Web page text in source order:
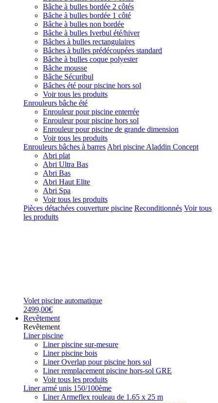
Bâche à bulles bordée 2 côtés
Bâche à bulles bordée 1 côté
Bâche à bulles non bordée
Bâche à bulles Iverbul été/hiver
Bâches à bulles rectangulaires
Bâches à bulles prédécoupées standard
Bâche à bulles coque polyester
Bâche mousse
Bâche Sécuribul
Bâches été pour piscine hors sol
Voir tous les produits
Enrouleurs bâche été
Enrouleur pour piscine enterrée
Enrouleur pour piscine hors sol
Enrouleur pour piscine de grande dimension
Voir tous les produits
Enrouleurs bâches à barres Abri piscine Aladdin Concept
Abri plat
Abri Ultra Bas
Abri Bas
Abri Haut Elite
Abri Spa
Voir tous les produits
Pièces détachées couverture piscine Reconditionnés Voir tous
les produits
Volet piscine automatique
2499,00€
Revêtement
Revêtement
Liner piscine
Liner piscine sur-mesure
Liner piscine bois
Liner Overlap pour piscine hors sol
Liner remplacement piscine hors-sol GRE
Voir tous les produits
Liner armé unis 150/100ème
Liner Armeflex rouleau de 1.65 x 25 m